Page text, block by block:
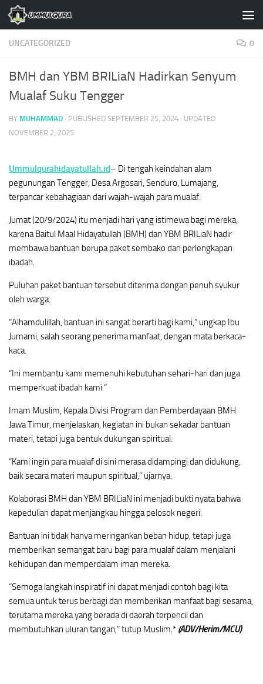
Skip to content
UNCATEGORIZED 0
BMH dan YBM BRILiaN Hadirkan Senyum
Mualaf Suku Tengger
BY MUHAMMAD · PUBLISHED SEPTEMBER 25, 2024 · UPDATED
NOVEMBER 2, 2025
Ummulqurahidayatullah.id– Di tengah keindahan alam
pegunungan Tengger, Desa Argosari, Senduro, Lumajang,
terpancar kebahagiaan dari wajah-wajah para mualaf.
Jumat (20/9/2024) itu menjadi hari yang istimewa bagi mereka,
karena Baitul Maal Hidayatullah (BMH) dan YBM BRILiaN hadir
membawa bantuan berupa paket sembako dan perlengkapan
ibadah.
Puluhan paket bantuan tersebut diterima dengan penuh syukur
oleh warga.
“Alhamdulillah, bantuan ini sangat berarti bagi kami,” ungkap Ibu
Jumami, salah seorang penerima manfaat, dengan mata berkaca-
kaca.
“Ini membantu kami memenuhi kebutuhan sehari-hari dan juga
memperkuat ibadah kami.”
Imam Muslim, Kepala Divisi Program dan Pemberdayaan BMH
Jawa Timur, menjelaskan, kegiatan ini bukan sekadar bantuan
materi, tetapi juga bentuk dukungan spiritual.
“Kami ingin para mualaf di sini merasa didampingi dan didukung,
baik secara materi maupun spiritual,” ujarnya.
Kolaborasi BMH dan YBM BRILiaN ini menjadi bukti nyata bahwa
kepedulian dapat menjangkau hingga pelosok negeri.
Bantuan ini tidak hanya meringankan beban hidup, tetapi juga
memberikan semangat baru bagi para mualaf dalam menjalani
kehidupan dan memperdalam iman mereka.
“Semoga langkah inspiratif ini dapat menjadi contoh bagi kita
semua untuk terus berbagi dan memberikan manfaat bagi sesama,
terutama mereka yang berada di daerah terpencil dan
membutuhkan uluran tangan,” tutup Muslim.* (ADV/Herim/MCU)